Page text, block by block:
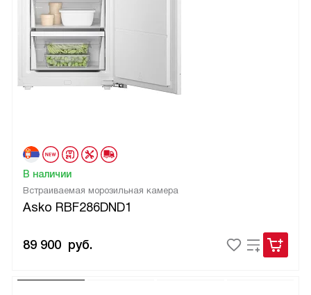
Встраиваемая морозильная камера
Asko RBF286DND1
В наличии
89 900 руб.